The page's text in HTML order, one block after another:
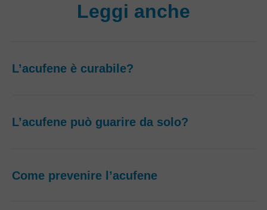
Leggi anche
L’acufene è curabile?
L’acufene può guarire da solo?
Come prevenire l’acufene